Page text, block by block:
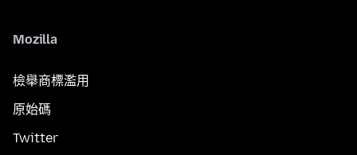
Mozilla
檢舉商標濫用
原始碼
Twitter